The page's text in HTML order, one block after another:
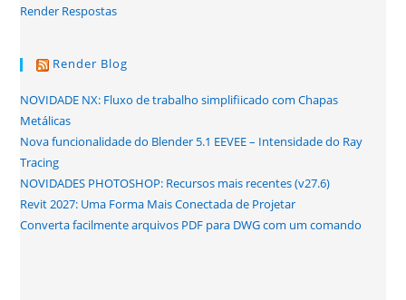
Render Respostas
Render Blog
NOVIDADE NX: Fluxo de trabalho simplifiicado com Chapas
Metálicas
Nova funcionalidade do Blender 5.1 EEVEE – Intensidade do Ray
Tracing
NOVIDADES PHOTOSHOP: Recursos mais recentes (v27.6)
Revit 2027: Uma Forma Mais Conectada de Projetar
Converta facilmente arquivos PDF para DWG com um comando